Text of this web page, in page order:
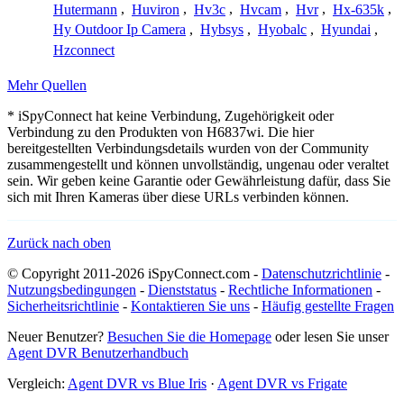
Hutermann , Huviron , Hv3c , Hvcam , Hvr , Hx-635k ,
Hy Outdoor Ip Camera , Hybsys , Hyobalc , Hyundai ,
Hzconnect
Mehr Quellen
* iSpyConnect hat keine Verbindung, Zugehörigkeit oder
Verbindung zu den Produkten von H6837wi. Die hier
bereitgestellten Verbindungsdetails wurden von der Community
zusammengestellt und können unvollständig, ungenau oder veraltet
sein. Wir geben keine Garantie oder Gewährleistung dafür, dass Sie
sich mit Ihren Kameras über diese URLs verbinden können.
Zurück nach oben
© Copyright 2011-2026 iSpyConnect.com - Datenschutzrichtlinie -
Nutzungsbedingungen - Dienststatus - Rechtliche Informationen -
Sicherheitsrichtlinie - Kontaktieren Sie uns - Häufig gestellte Fragen
Neuer Benutzer? Besuchen Sie die Homepage oder lesen Sie unser
Agent DVR Benutzerhandbuch
Vergleich: Agent DVR vs Blue Iris · Agent DVR vs Frigate